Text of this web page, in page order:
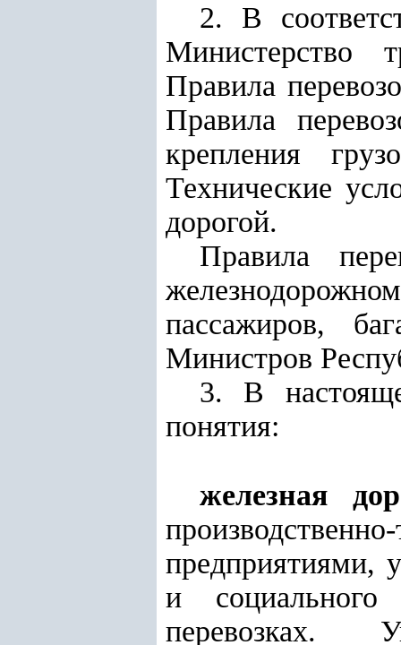
2. В
Министерство
Правила
Правила
крепления
Технические
дорогой.
Правила
пассажиров,
Министров
3. В
понятия:
железная
предприятиями,
и социального
перевозках.